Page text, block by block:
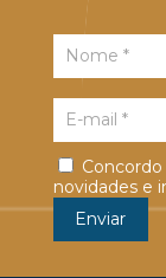
novidades e